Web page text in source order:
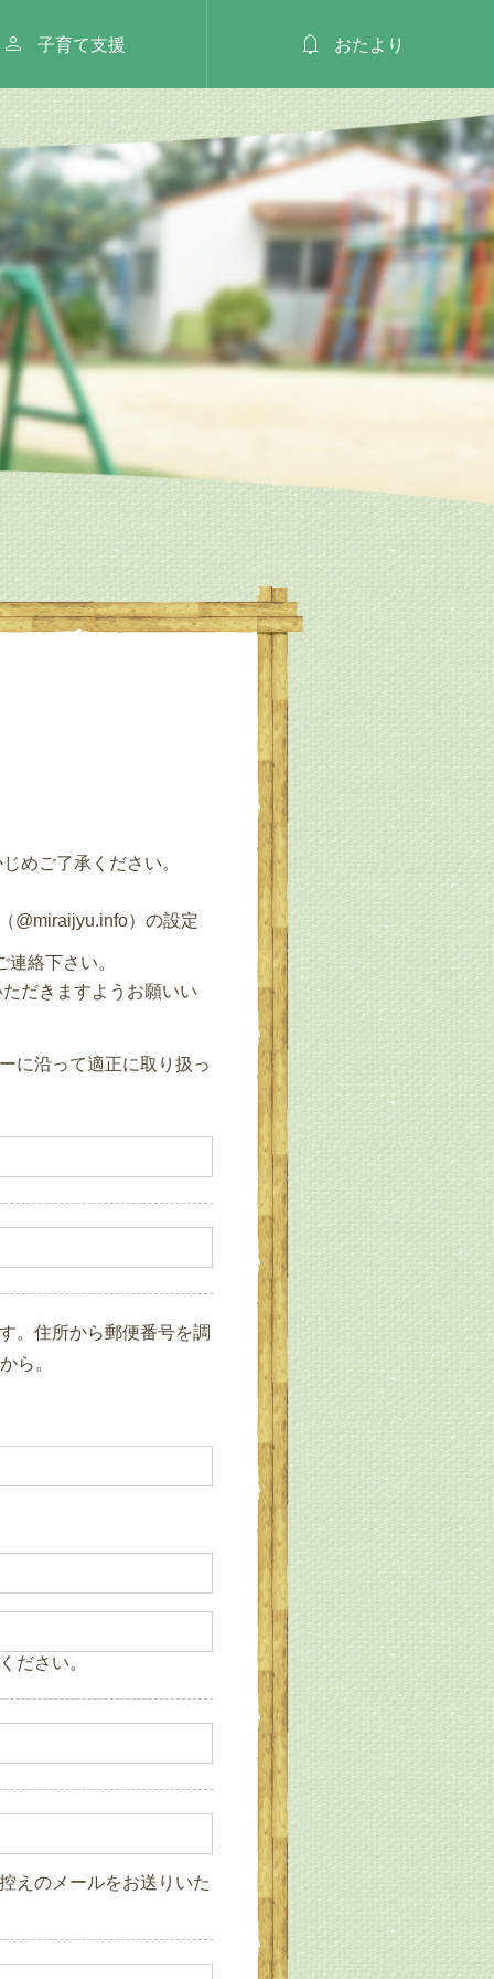
 子育て支援  おたより
めご了承ください。
@miraijyu.info）の設定
絡下さい。
だきますようお願いい
に沿って適正に取り扱っ
。住所から郵便番号を調
ら。
ださい。
えのメールをお送りいた